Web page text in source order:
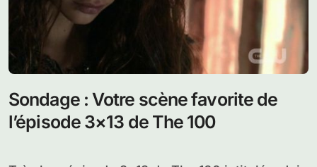
Sondage : Votre scène favorite de
l’épisode 3×13 de The 100